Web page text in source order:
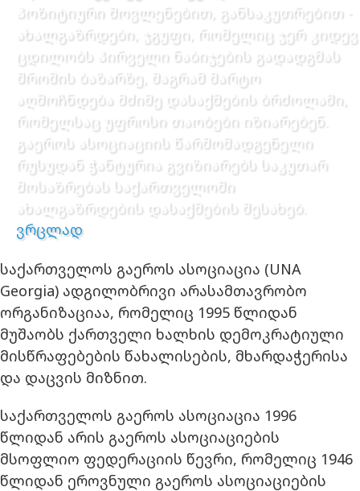
პოზიტიური მოვლენებით, განსაკუთრებით -
ახალგაზრდები, ჯგუფი, რომელიც ჯერ კიდევ
ცდილობს პირველი ნაბიჯების გადადგმას
შრომის ბაზარზე, მაგრამ მარტო
აღმოჩნდება მძიმე დასაქმების ბრძოლაში,
რომელსაც უფროსი თაობები იზიარებენ.
გაეროს ასოციაციის წარმომადგენელი
რუსუდან ჭანტურია გვიზიარებს საკუთარ
მოსაზრებას საქართველოში
ახალგაზრდების დასაქმების შესახებ.
ვრცლად
საქართველოს გაეროს ასოციაცია (UNA
Georgia) ადგილობრივი არასამთავრობო
ორგანიზაციაა, რომელიც 1995 წლიდან
მუშაობს ქართველი ხალხის დემოკრატიული
მისწრაფებების წახალისების, მხარდაჭერისა
და დაცვის მიზნით.
საქართველოს გაეროს ასოციაცია 1996
წლიდან არის გაეროს ასოციაციების
მსოფლიო ფედერაციის წევრი, რომელიც 1946
წლიდან ეროვნული გაეროს ასოციაციების